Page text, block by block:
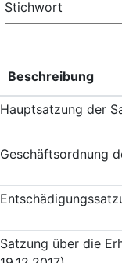
Stichwort
Beschreibung
Hauptsatzung der
Geschäftsordnung
Satzung über die